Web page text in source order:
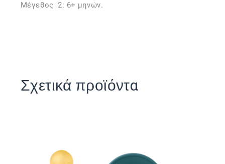
Μέγεθος 2: 6+ μηνών.
Σχετικά προϊόντα